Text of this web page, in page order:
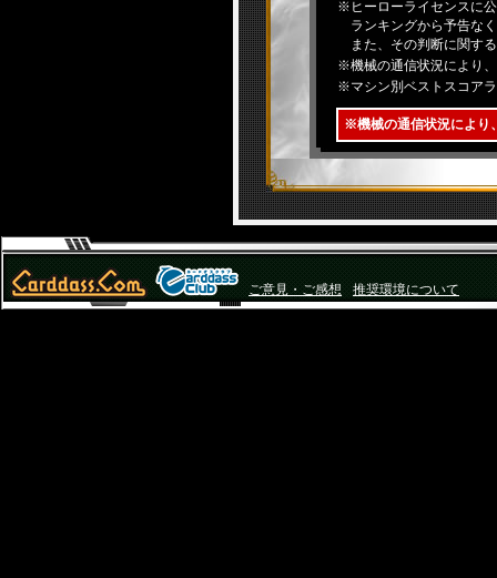
※ヒーローライセンスに
ランキングから予告な
また、その判断に関す
※機械の通信状況により
※マシン別ベストスコア
※機械の通信状況により
ご意見・ご感想 推奨環境について